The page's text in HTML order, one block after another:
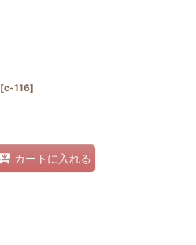
[c-116]
カートに入れる